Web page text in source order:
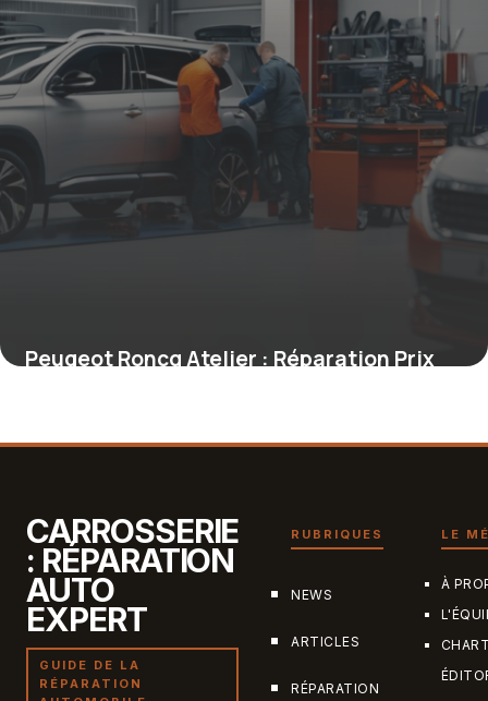
Peugeot Roncq Atelier : Réparation Prix
CARROSSERIE
: RÉPARATION
AUTO
EXPERT
GUIDE DE LA
RÉPARATION
RUBRIQUES
NEWS
ARTICLES
RÉPARATION
LE
À